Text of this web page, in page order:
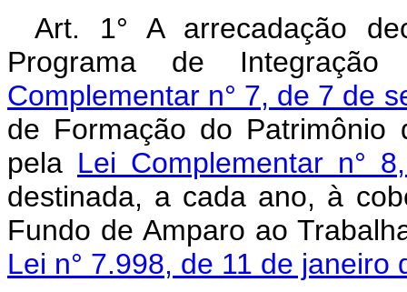
Art. 1° A arrecadação
Programa de
Complementar n° 7, de 7 de
de Formação do Patrimônio
pela Lei Complementar n°
destinada, a cada ano, à
Fundo de Amparo ao
Lei n° 7.998, de 11 de janeiro